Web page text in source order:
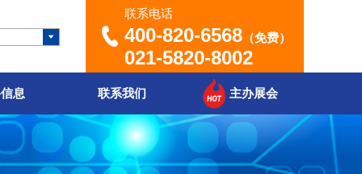
联系电话
400-820-6568 （免费）
021-5820-8002
息 联系我们 主办展会